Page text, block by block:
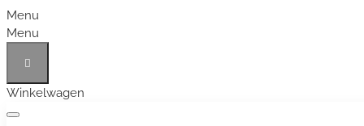
Menu
Menu
Winkelwagen